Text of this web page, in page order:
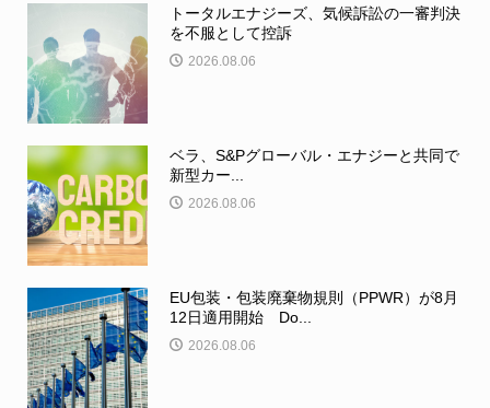
トータルエナジーズ、気候訴訟の一審判決
を不服として控訴
2026.08.06
ベラ、S&Pグローバル・エナジーと共同で
新型カー...
2026.08.06
EU包装・包装廃棄物規則（PPWR）が8月
12日適用開始 Do...
2026.08.06